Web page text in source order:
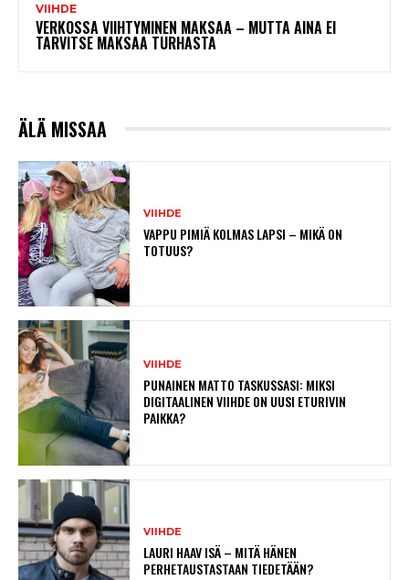
VIIHDE
VERKOSSA VIIHTYMINEN MAKSAA – MUTTA AINA EI
TARVITSE MAKSAA TURHASTA
ÄLÄ MISSAA
VIIHDE
VAPPU PIMIÄ KOLMAS LAPSI – MIKÄ ON
TOTUUS?
VIIHDE
PUNAINEN MATTO TASKUSSASI: MIKSI
DIGITAALINEN VIIHDE ON UUSI ETURIVIN
PAIKKA?
VIIHDE
LAURI HAAV ISÄ – MITÄ HÄNEN
PERHETAUSTASTAAN TIEDETÄÄN?